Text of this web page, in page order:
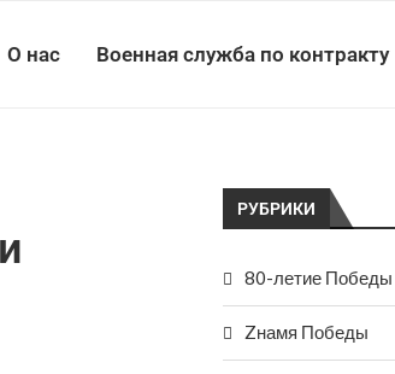
О нас Военная служба по контракту
РУБРИКИ
80-летие Победы
Zнамя Победы